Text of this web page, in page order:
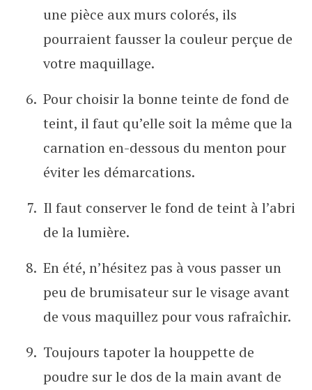
une pièce aux murs colorés, ils
pourraient fausser la couleur perçue de
votre maquillage.
Pour choisir la bonne teinte de fond de
teint, il faut qu’elle soit la même que la
carnation en-dessous du menton pour
éviter les démarcations.
Il faut conserver le fond de teint à l’abri
de la lumière.
En été, n’hésitez pas à vous passer un
peu de brumisateur sur le visage avant
de vous maquillez pour vous rafraîchir.
Toujours tapoter la houppette de
poudre sur le dos de la main avant de